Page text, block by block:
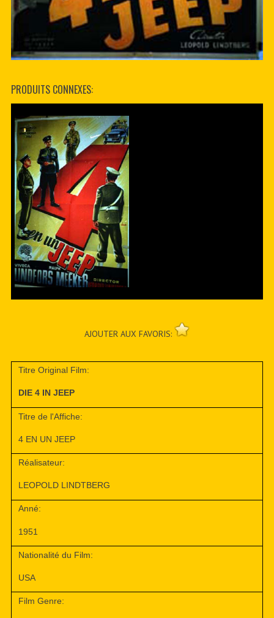
PRODUITS CONNEXES:
AJOUTER AUX FAVORIS:
Titre Original Film:
DIE 4 IN JEEP
Titre de l'Affiche:
4 EN UN JEEP
Réalisateur:
LEOPOLD LINDTBERG
Anné:
1951
Nationalité du Film:
USA
Film Genre: